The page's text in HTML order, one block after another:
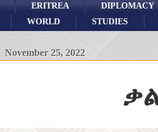
DIPLOMACY
ERITREA
STUDIES
WORLD
November 25, 2022